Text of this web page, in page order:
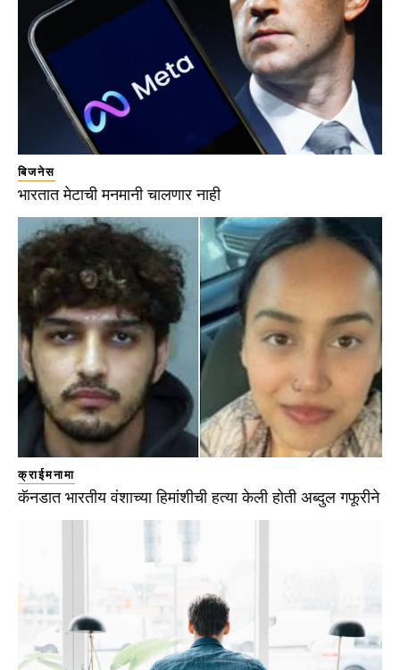
बिजनेस
भारतात मेटाची मनमानी चालणार नाही
क्राईमनामा
कॅनडात भारतीय वंशाच्या हिमांशीची हत्या केली होती अब्दुल गफूरीने